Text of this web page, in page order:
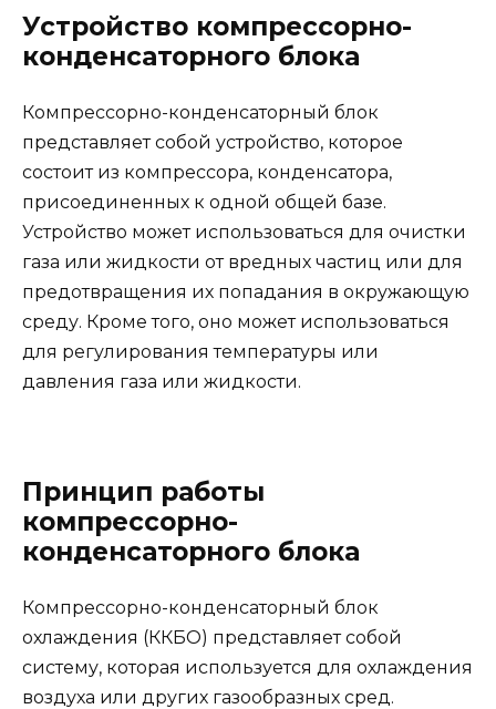
Устройство компрессорно-
конденсаторного блока
Компрессорно-конденсаторный блок
представляет собой устройство, которое
состоит из компрессора, конденсатора,
присоединенных к одной общей базе.
Устройство может использоваться для очистки
газа или жидкости от вредных частиц или для
предотвращения их попадания в окружающую
среду. Кроме того, оно может использоваться
для регулирования температуры или
давления газа или жидкости.
Принцип работы
компрессорно-
конденсаторного блока
Компрессорно-конденсаторный блок
охлаждения (ККБО) представляет собой
систему, которая используется для охлаждения
воздуха или других газообразных сред.